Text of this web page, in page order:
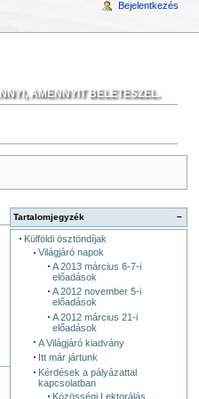
AMENNYIT BELETESZEL.
−
Tartalomjegyzék
Külföldi ösztöndíjak
Világjáró napok
A 2013 március 6-7-i
előadások
A 2012 november 5-i
előadások
A 2012 március 21-i
előadások
A Világjáró kiadvány
Itt már jártunk
Kérdések a pályázattal
kapcsolatban
Közösségi Lektorálás
Bejelentkezés